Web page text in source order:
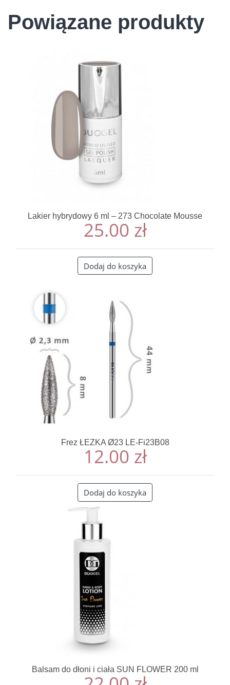
Powiązane produkty
Lakier hybrydowy 6 ml – 273 Chocolate Mousse
25.00 zł
Dodaj do koszyka
Frez ŁEZKA Ø23 LE-Fi23B08
12.00 zł
Dodaj do koszyka
Balsam do dłoni i ciała SUN FLOWER 200 ml